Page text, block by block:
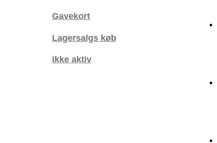
Gavekort
Lagersalgs køb
ikke aktiv